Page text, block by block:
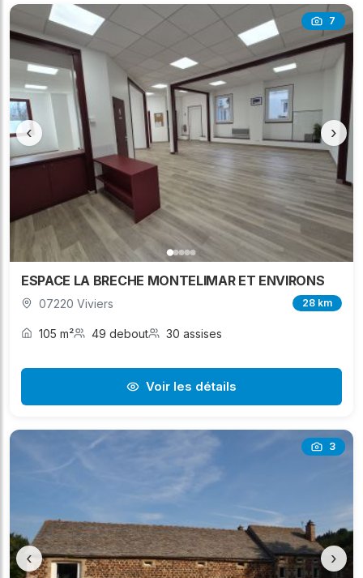
7
‹ ›
ESPACE LA BRECHE MONTELIMAR ET ENVIRONS
07220 Viviers 28 km
105 m² 49 debout 30 assises
Voir les détails
3
‹ ›